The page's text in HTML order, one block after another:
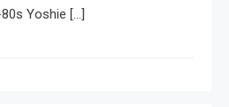
Yoshie […]